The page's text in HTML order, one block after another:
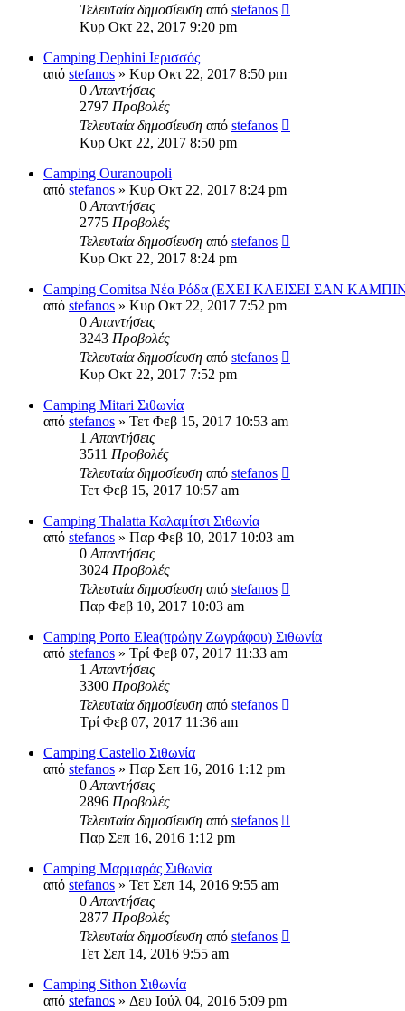
Τελευταία δημοσίευση από stefanos
Κυρ Οκτ 22, 2017 9:20 pm
Camping Dephini Ιερισσός
από stefanos » Κυρ Οκτ 22, 2017 8:50 pm
0 Απαντήσεις
2797 Προβολές
Τελευταία δημοσίευση από stefanos
Κυρ Οκτ 22, 2017 8:50 pm
Camping Ouranoupoli
από stefanos » Κυρ Οκτ 22, 2017 8:24 pm
0 Απαντήσεις
2775 Προβολές
Τελευταία δημοσίευση από stefanos
Κυρ Οκτ 22, 2017 8:24 pm
Camping Comitsa Νέα Ρόδα (ΕΧΕΙ ΚΛΕΙΣΕΙ ΣΑΝ
από stefanos » Κυρ Οκτ 22, 2017 7:52 pm
0 Απαντήσεις
3243 Προβολές
Τελευταία δημοσίευση από stefanos
Κυρ Οκτ 22, 2017 7:52 pm
Camping Mitari Σιθωνία
από stefanos » Τετ Φεβ 15, 2017 10:53 am
1 Απαντήσεις
3511 Προβολές
Τελευταία δημοσίευση από stefanos
Τετ Φεβ 15, 2017 10:57 am
Camping Thalatta Καλαμίτσι Σιθωνία
από stefanos » Παρ Φεβ 10, 2017 10:03 am
0 Απαντήσεις
3024 Προβολές
Τελευταία δημοσίευση από stefanos
Παρ Φεβ 10, 2017 10:03 am
Camping Porto Elea(πρώην Ζωγράφου) Σιθωνία
από stefanos » Τρί Φεβ 07, 2017 11:33 am
1 Απαντήσεις
3300 Προβολές
Τελευταία δημοσίευση από stefanos
Τρί Φεβ 07, 2017 11:36 am
Camping Castello Σιθωνία
από stefanos » Παρ Σεπ 16, 2016 1:12 pm
0 Απαντήσεις
2896 Προβολές
Τελευταία δημοσίευση από stefanos
Παρ Σεπ 16, 2016 1:12 pm
Camping Μαρμαράς Σιθωνία
από stefanos » Τετ Σεπ 14, 2016 9:55 am
0 Απαντήσεις
2877 Προβολές
Τελευταία δημοσίευση από stefanos
Τετ Σεπ 14, 2016 9:55 am
Camping Sithon Σιθωνία
από stefanos » Δευ Ιούλ 04, 2016 5:09 pm